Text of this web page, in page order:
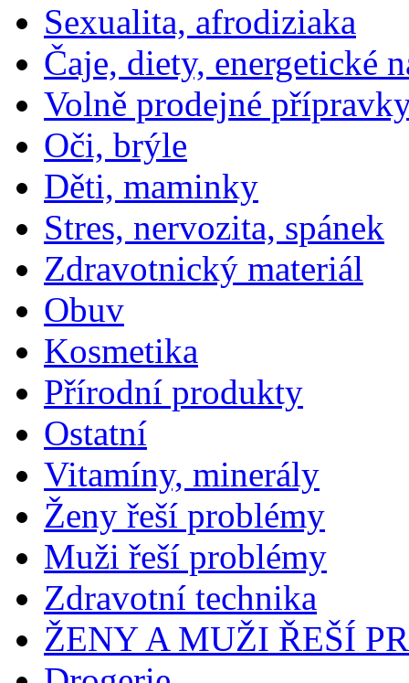
Sexualita, afrodiziaka
Čaje, diety, energetické
Volně prodejné
Oči, brýle
Děti, maminky
Stres, nervozita, spánek
Zdravotnický materiál
Obuv
Kosmetika
Přírodní produkty
Ostatní
Vitamíny, minerály
Ženy řeší problémy
Muži řeší problémy
Zdravotní technika
ŽENY A MUŽI ŘEŠÍ